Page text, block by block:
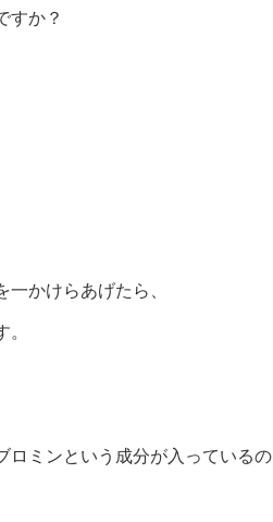
すか？
かけらあげたら、
ロミンという成分が入っているの